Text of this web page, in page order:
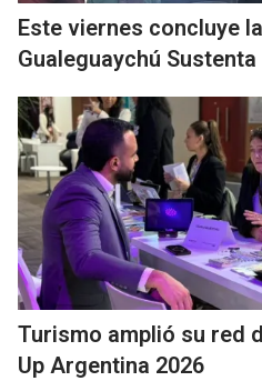
Este viernes concluye
Gualeguaychú Sustenta
Turismo amplió su red
Up Argentina 2026